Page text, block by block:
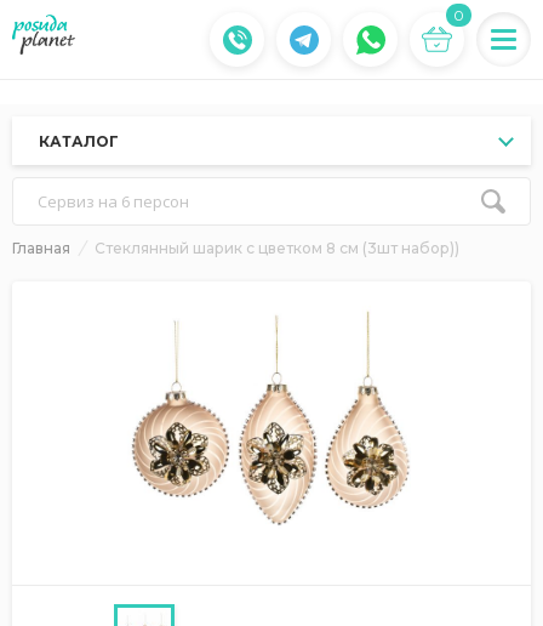
0
КАТАЛОГ
Сервиз на 6 персон
Главная Стеклянный шарик с цветком 8 см (3шт набор))